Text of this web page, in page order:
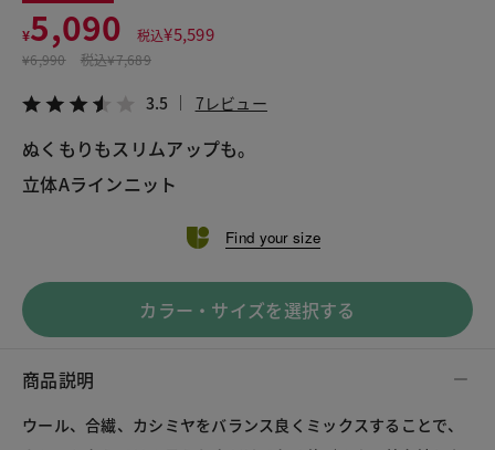
¥5,090 税込¥5,599
¥6,990 税込¥7,689
3.5 7レビュー
ぬくもりもスリムアップも。
Find your size
カラー・サイズを選択する
商品説明
ウール、合繊、カシミヤをバランス良くミックスすることで、
¥5,090 税込¥5,599